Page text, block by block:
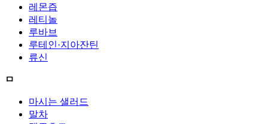
레몬즙
레티놀
루바브
루테인·지아잔틴
류신
ㅁ
마시는 샐러드
말차